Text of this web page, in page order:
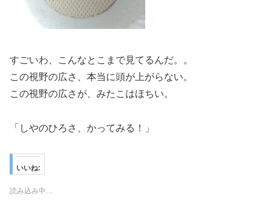
すごいわ、こんなとこまで見てるんだ。。
この視野の広さ、本当に頭が上がらない。
この視野の広さが、みたこはほちい。
「しやのひろさ、かってみる！」
いいね:
読み込み中…